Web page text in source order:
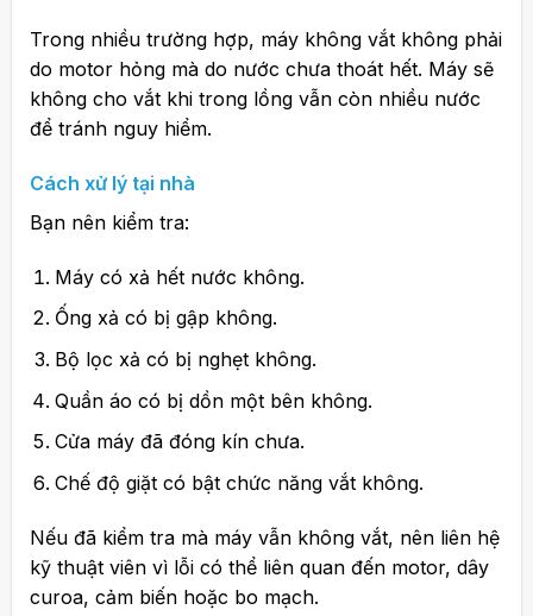
Trong nhiều trường hợp, máy không vắt không phải
do motor hỏng mà do nước chưa thoát hết. Máy sẽ
không cho vắt khi trong lồng vẫn còn nhiều nước
để tránh nguy hiểm.
Cách xử lý tại nhà
Bạn nên kiểm tra:
Máy có xả hết nước không.
Ống xả có bị gập không.
Bộ lọc xả có bị nghẹt không.
Quần áo có bị dồn một bên không.
Cửa máy đã đóng kín chưa.
Chế độ giặt có bật chức năng vắt không.
Nếu đã kiểm tra mà máy vẫn không vắt, nên liên hệ
kỹ thuật viên vì lỗi có thể liên quan đến motor, dây
curoa, cảm biến hoặc bo mạch.